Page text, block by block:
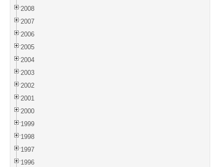
2008
2007
2006
2005
2004
2003
2002
2001
2000
1999
1998
1997
1996